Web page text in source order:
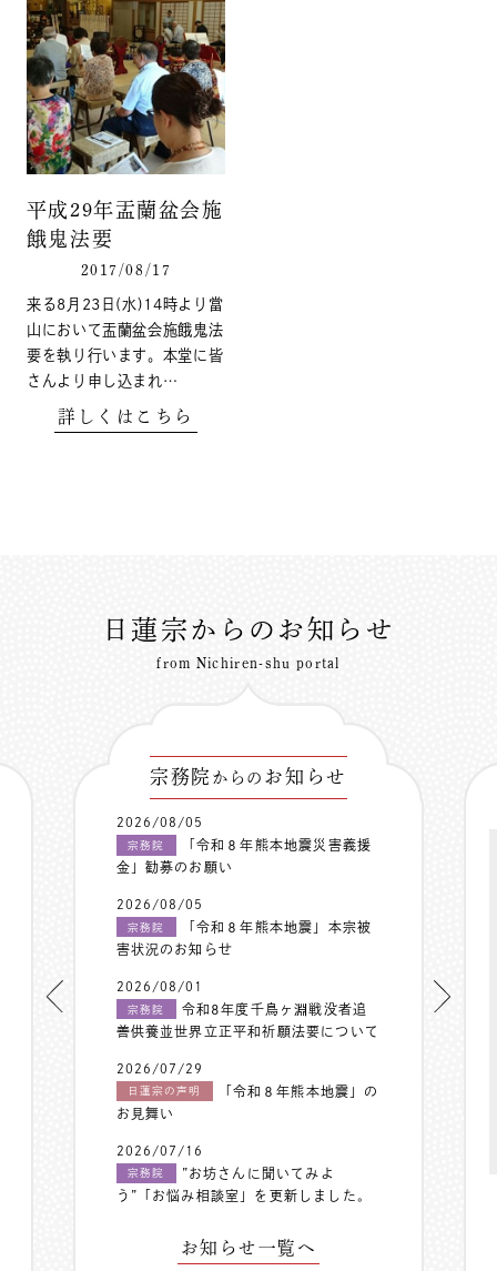
平成29年盂蘭盆会施
餓鬼法要
2017/08/17
来る8月23日(水)14時より當
山において盂蘭盆会施餓鬼法
要を執り行います。本堂に皆
さんより申し込まれ…
詳しくはこちら
日蓮宗からのお知らせ
from Nichiren-shu portal
宗務院 からの お知らせ
2026/08/05
宗務院
「令和８年熊本地震災害義援
金」勧募のお願い
2026/08/05
宗務院
「令和８年熊本地震」本宗被
害状況のお知らせ
2026/08/01
宗務院
令和8年度千鳥ヶ淵戦没者追
善供養並世界立正平和祈願法要について
2026/07/29
日蓮宗の声明
「令和８年熊本地震」の
お見舞い
2026/07/16
宗務院
”お坊さんに聞いてみよ
う”「お悩み相談室」を更新しました。
お知らせ一覧へ